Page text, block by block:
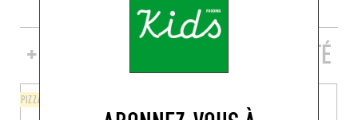
+ DE TABLES DE GENRE À PROXIMITÉ
PIZZA